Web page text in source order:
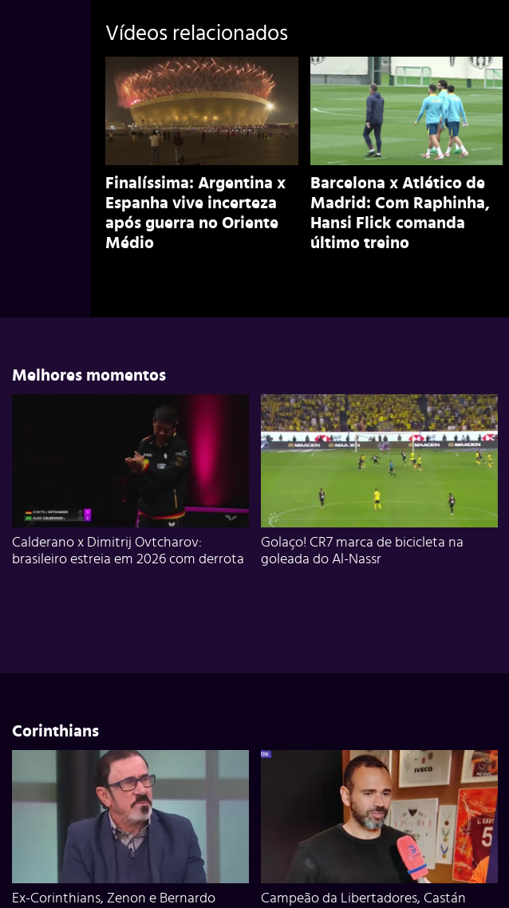
Vídeos relacionados
Finalíssima: Argentina x
Espanha vive incerteza
após guerra no Oriente
Médio
Barcelona x Atlético de
Madrid: Com Raphinha,
Hansi Flick comanda
último treino
Melhores momentos
Calderano x Dimitrij Ovtcharov:
brasileiro estreia em 2026 com derrota
Golaço! CR7 marca de bicicleta na
goleada do Al-Nassr
Corinthians
Ex-Corinthians, Zenon e Bernardo
Campeão da Libertadores, Castán